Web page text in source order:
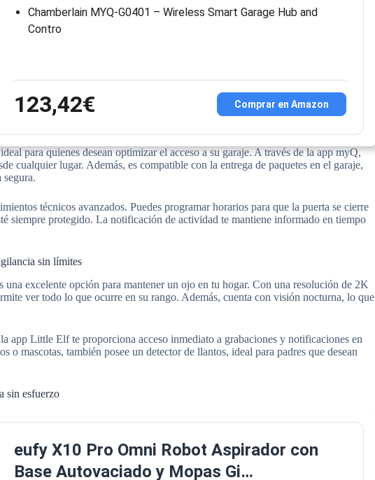
Chamberlain MYQ-G0401 – Wireless Smart Garage Hub and
Contro
123,42€ Comprar en Amazon
para quienes desean optimizar el acceso a su garaje. A través de la app myQ,
cualquier lugar. Además, es compatible con la entrega de paquetes en el garaje,
técnicos avanzados. Puedes programar horarios para que la puerta se cierre
siempre protegido. La notificación de actividad te mantiene informado en tiempo
sin límites
una excelente opción para mantener un ojo en tu hogar. Con una resolución de 2K
ver todo lo que ocurre en su rango. Además, cuenta con visión nocturna, lo que
app Little Elf te proporciona acceso inmediato a grabaciones y notificaciones en
o mascotas, también posee un detector de llantos, ideal para padres que desean
sin esfuerzo
eufy X10 Pro Omni Robot Aspirador con
Base Autovaciado y Mopas Gi…